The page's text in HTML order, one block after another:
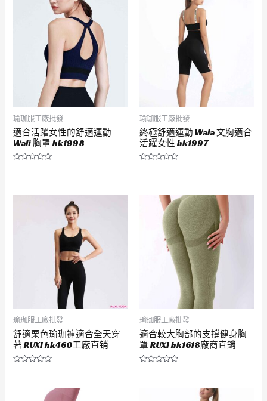
瑜珈服工廠批發
適合活躍女性的舒適運動
Wali 胸罩 hk1998
分
瑜珈服工廠批發
終極舒適運動 Wala 文胸適合
活躍女性 hk1997
瑜珈服工廠批發
舒適栗色瑜珈褲適合全天穿
著 RUXI hk460工廠直销
瑜珈服工廠批發
適合較大胸部的支撐健身胸
罩 RUXI hk1618廠商直銷